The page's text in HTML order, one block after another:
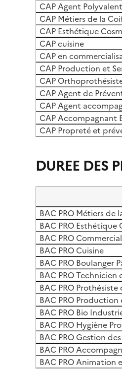
CAP Agent
CAP Métiers de la
CAP Esthétique
CAP cuisine
CAP en
CAP Production et
CAP
CAP Agent de
CAP Agent
CAP Accompagnant
CAP Propreté et
DUREE DES
BAC PRO Métiers de
BAC PRO
BAC PRO
BAC PRO Cuisine
BAC PRO Boulanger
BAC PRO
BAC PRO
BAC PRO
BAC PRO Bio
BAC PRO Hygiène
BAC PRO Gestion
BAC PRO
BAC PRO Animation